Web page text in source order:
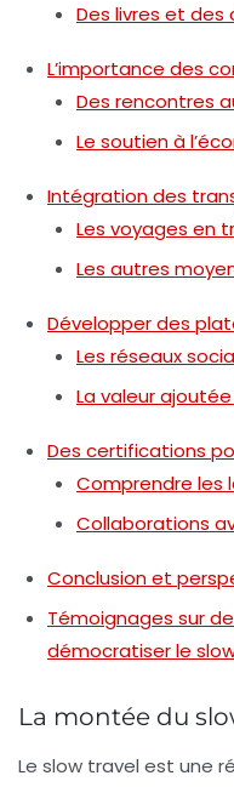
Des livres et
L’importance des
Des rencontres
Le soutien à
Intégration des
Les voyages en
Les autres
Développer des
Les réseaux
La valeur
Des certifications
Comprendre les
Collaborations
Conclusion et
Témoignages sur
démocratiser le
La montée du
Le slow travel est une